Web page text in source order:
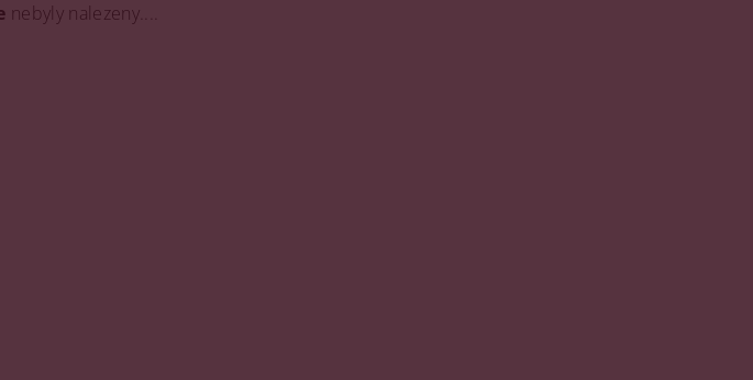
nebyly nalezeny....